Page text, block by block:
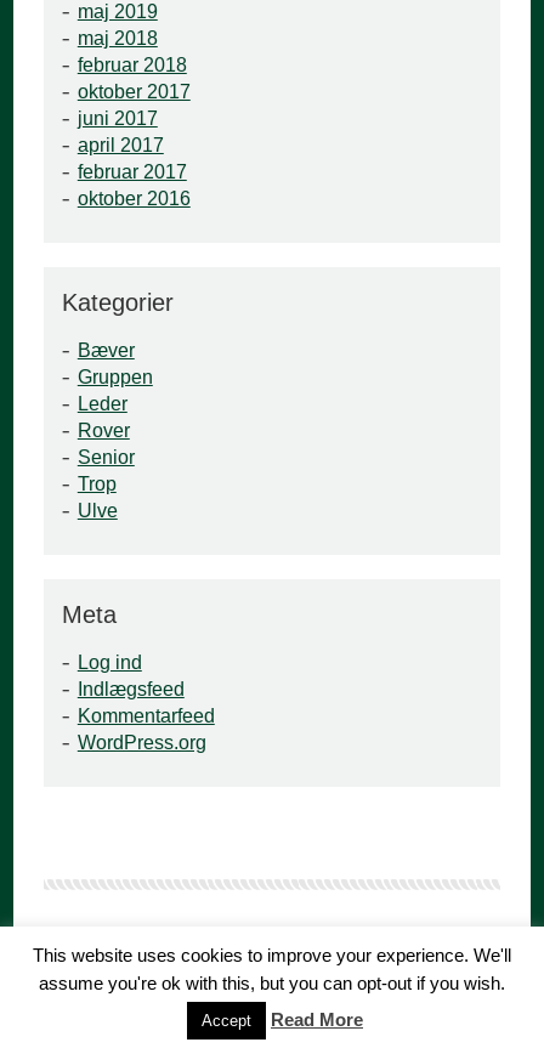
maj 2019
maj 2018
februar 2018
oktober 2017
juni 2017
april 2017
februar 2017
oktober 2016
Kategorier
Bæver
Gruppen
Leder
Rover
Senior
Trop
Ulve
Meta
Log ind
Indlægsfeed
Kommentarfeed
WordPress.org
KFUM Gråbrødre Gruppe er en del afKFUM-Spejderne i
Danmark·Besøg os på Facebook
This website uses cookies to improve your experience. We'll
assume you're ok with this, but you can opt-out if you wish.
Accept Read More